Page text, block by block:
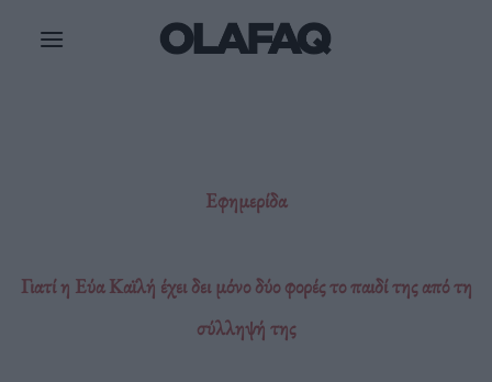
Εφημερίδα
Γιατί η Εύα Καϊλή έχει δει μόνο δύο φορές το παιδί της από τη
σύλληψή της